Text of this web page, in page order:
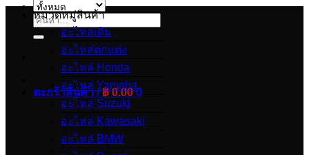
ค้นหา:
ตะกร้าสินค้า /฿0.00 0
หมวดหมู่สินค้า
อะไหล่เดิม
อะไหล่ตกแต่ง
อะไหล่ Honda
อะไหล่ Yamaha
อะไหล่ Suzuki
อะไหล่ Kawasaki
อะไหล่ BMW